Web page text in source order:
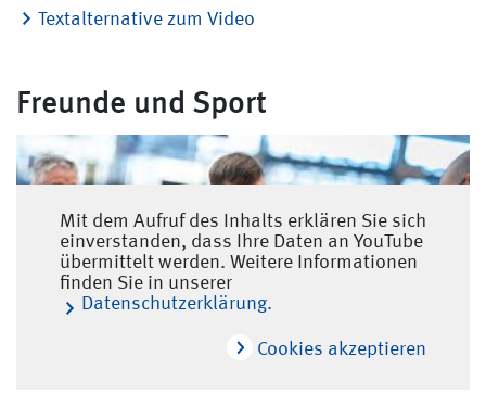
Textalternative zum Video
Freunde und Sport
Mit dem Aufruf des Inhalts erklären Sie sich
einverstanden, dass Ihre Daten an YouTube
übermittelt werden. Weitere Informationen
finden Sie in unserer
Datenschutzerklärung.
Cookies akzeptieren